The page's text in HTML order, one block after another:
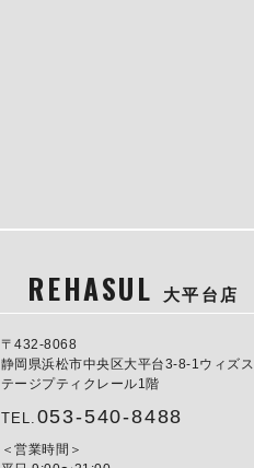
REHASUL 大平台店
〒432-8068
静岡県浜松市中央区大平台3-8-1ウィズス
テージプティクレール1階
TEL. 053-540-8488
営業時間